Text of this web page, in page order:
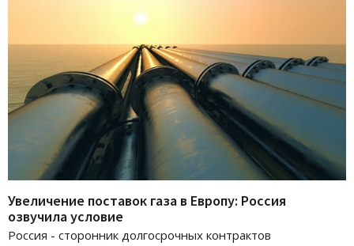
Увеличение поставок газа в Европу: Россия
озвучила условие
Россия - сторонник долгосрочных контрактов